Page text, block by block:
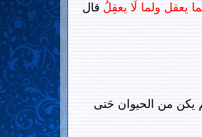
يعقل ولما لَا يعقِلُ قال
يكن من الحيوان حَتى